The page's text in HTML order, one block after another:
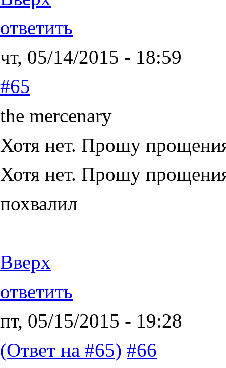
ответить
чт, 05/14/2015 - 18:59
#65
the mercenary
Хотя нет. Прошу
Хотя нет. Прошу
похвалил
Вверх
ответить
пт, 05/15/2015 - 19:28
(Ответ на #65) #66